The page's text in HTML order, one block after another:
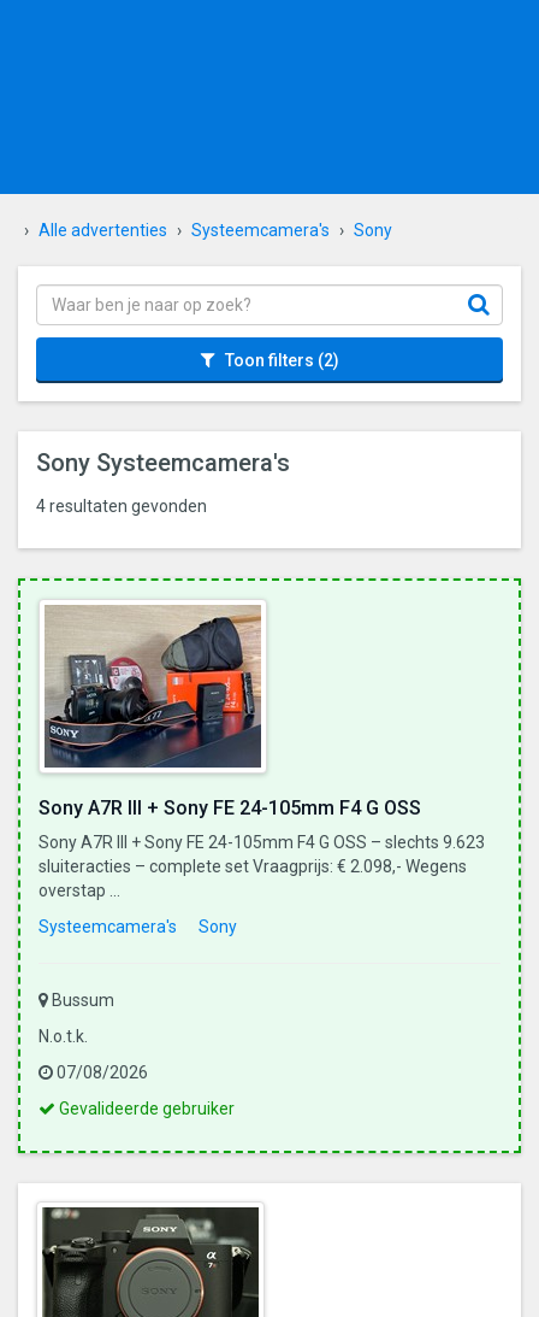
Alle advertenties Systeemcamera's Sony
Toon filters (2)
Sony Systeemcamera's
4 resultaten gevonden
Sony A7R III + Sony FE 24-105mm F4 G OSS
Sony A7R III + Sony FE 24-105mm F4 G OSS – slechts 9.623
sluiteracties – complete set Vraagprijs: € 2.098,- Wegens
overstap ...
Systeemcamera's
Sony
Bussum
N.o.t.k.
07/08/2026
Dit
een
gevalideerde
gebruiker
Gevalideerde gebruiker